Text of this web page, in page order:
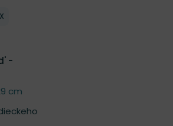
kvitnutia
-
cm